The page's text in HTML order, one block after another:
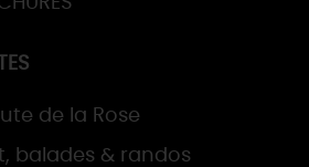
de la Rose
balades & randos